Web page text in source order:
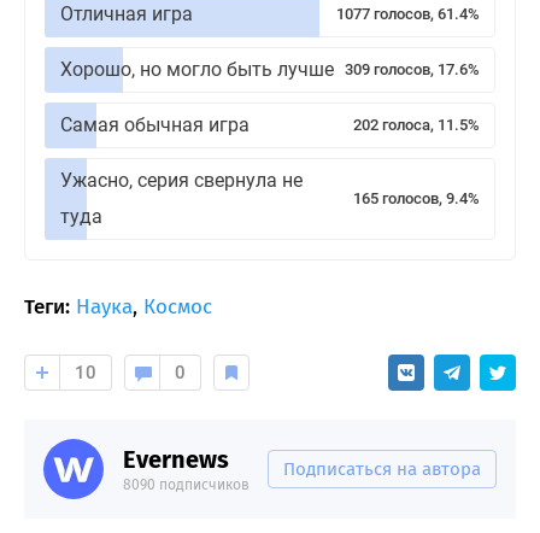
Отличная игра 1077 голосов, 61.4%
Хорошо, но могло быть лучше 309 голосов, 17.6%
Самая обычная игра 202 голоса, 11.5%
Ужасно, серия свернула не
туда
165 голосов, 9.4%
Теги: Наука, Космос
10 0
Evernews
8090 подписчиков
Подписаться на автора